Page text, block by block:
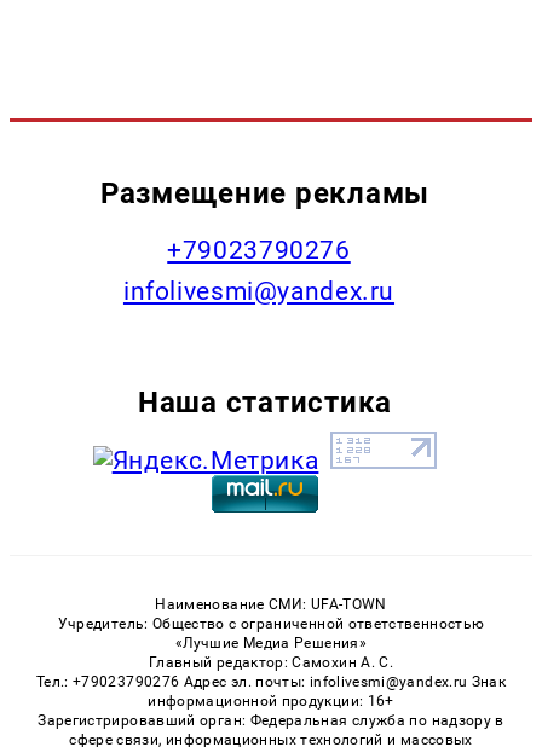
Размещение рекламы
+79023790276
infolivesmi@yandex.ru
Наша статистика
Наименование СМИ: UFA-TOWN
Учредитель: Общество с ограниченной ответственностью
«Лучшие Медиа Решения»
Главный редактор: Самохин А. С.
Тел.: +79023790276 Адрес эл. почты: infolivesmi@yandex.ru Знак
информационной продукции: 16+
Зарегистрировавший орган: Федеральная служба по надзору в
сфере связи, информационных технологий и массовых